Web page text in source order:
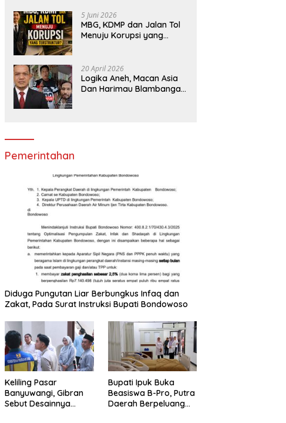
5 Juni 2026
MBG, KDMP dan Jalan Tol
Menuju Korupsi yang
20 April 2026
Logika Aneh, Macan Asia
Dan Harimau Blambangan
Pemerintahan
Diduga Pungutan Liar Berbungkus Infaq dan
Zakat, Pada Surat Instruksi Bupati Bondowoso
Keliling Pasar
Banyuwangi, Gibran
Sebut Desainnya
Bupati Ipuk Buka
Beasiswa B-Pro, Putra
Daerah Berpeluang